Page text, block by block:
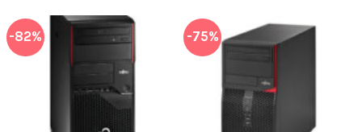
-82% -75%